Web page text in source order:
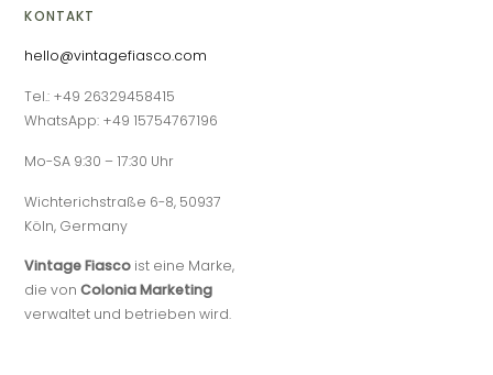
KONTAKT
hello@vintagefiasco.com
Tel.: +49 26329458415
WhatsApp: +49 15754767196
Mo-SA 9:30 – 17:30 Uhr
Wichterichstraße 6-8, 50937
Köln, Germany
Vintage Fiasco ist eine Marke,
die vonColonia Marketing
verwaltet und betrieben wird.